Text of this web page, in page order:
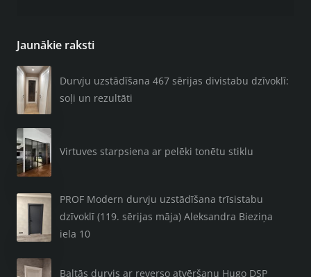
Jaunākie raksti
Durvju uzstādīšana 467 sērijas divistabu dzīvoklī:
soļi un rezultāti
Virtuves starpsiena ar pelēki tonētu stiklu
PROF Modern durvju uzstādīšana trīsistabu
dzīvoklī (119. sērijas māja) Aleksandra Bieziņa
iela 10
Baltās durvis ar reverso atvēršanu Hugo DSP